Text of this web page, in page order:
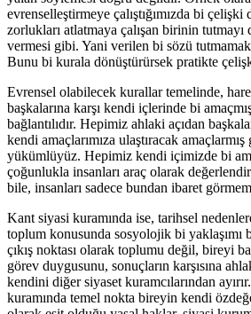
evrenselleştirmeye çalıştığımızda bi
zorlukları atlatmaya çalışan birinin
vermesi gibi. Yani verilen bi sözü
Bunu bi kurala dönüştürürsek pratikte
Evrensel olabilecek kurallar temelinde,
başkalarına karşı kendi içlerinde bi
bağlantılıdır. Hepimiz ahlaki açıdan
kendi amaçlarımıza ulaştıracak
yükümlüyüz. Hepimiz kendi içimizde bi
çoğunlukla insanları araç olarak
bile, insanları sadece bundan ibaret
Kant siyasi kuramında ise, tarihsel
toplum konusunda sosyolojik bi yaklaşımı
çıkış noktası olarak toplumu değil, bireyi
görev duygusunu, sonuçların karşısına
kendini diğer siyaset kuramcılarından
kuramında temel nokta bireyin kendi